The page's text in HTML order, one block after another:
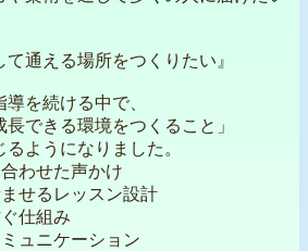
て通える場所をつくりたい』
を続ける中で、
長できる環境をつくること」
ようになりました。
わせた声かけ
せるレッスン設計
仕組み
ュニケーション